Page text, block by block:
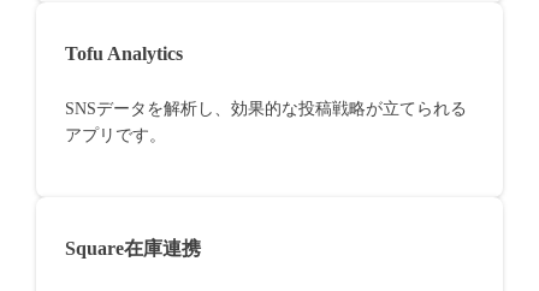
Tofu Analytics
SNSデータを解析し、効果的な投稿戦略が立てられる
アプリです。
Square在庫連携